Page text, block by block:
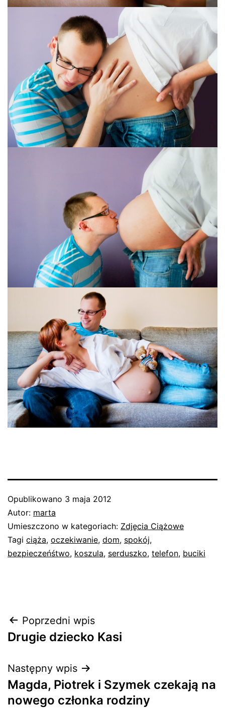
Opublikowano 3 maja 2012
Autor: marta
Umieszczono w kategoriach: Zdjęcia Ciążowe
Tagi ciąża, oczekiwanie, dom, spokój,
bezpieczeńśtwo, koszula, serduszko, telefon, buciki
Nawigacja
wpisu
Poprzedni wpis
Drugie dziecko Kasi
Następny wpis
Magda, Piotrek i Szymek czekają na
nowego członka rodziny